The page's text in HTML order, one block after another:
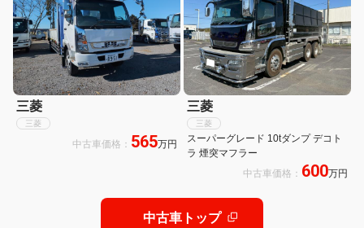
三菱
三菱
中古車価格： 565万円
三菱
三菱
スーパーグレード 10tダンプ デコト
ラ 煙突マフラー
中古車価格： 600万円
中古車トップ